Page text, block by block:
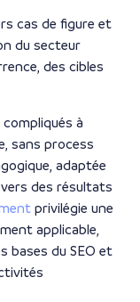
cas de figure et
du secteur
des cibles
à
sans process
adaptée
des résultats
privilégie une
applicable,
bases du SEO et